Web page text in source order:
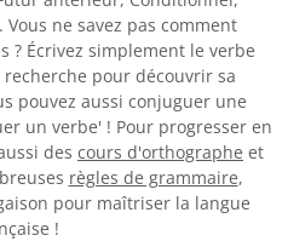
ne savez pas comment
? Écrivez simplement le verbe
pour découvrir sa
pouvez aussi conjuguer une
un verbe' ! Pour progresser en
des cours d'orthographe et
règles de grammaire,
pour maîtriser la langue
!